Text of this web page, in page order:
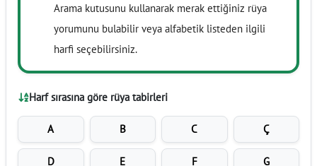
Arama kutusunu kullanarak merak ettiğiniz rüya
yorumunu bulabilir veya alfabetik listeden ilgili
harfi seçebilirsiniz.
Harf sırasına göre rüya tabirleri
A B C Ç
D E F G